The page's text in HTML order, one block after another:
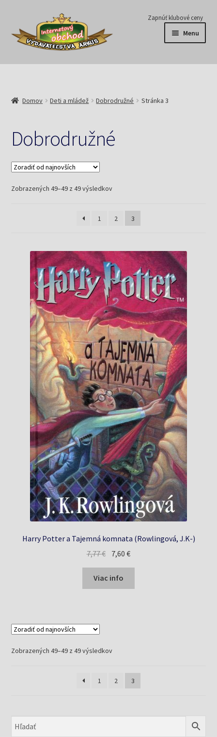
Preskočiť
navigáciu
Preskočiť
obsah
Zapnúť klubové ceny
Menu
Série
Predplatné
Pripravujeme
Pre školy
Domov Deti a mládež Dobrodružné Stránka 3
Dobrodružné
Zobrazených 49–49 z 49 výsledkovZoradené
najnovších
1
2 3
Harry Potter a Tajemná komnata (Rowlingová, J.K-)
7,77€ Pôvodná
bola:
7,77 €.
7,60€Aktuálna
7,60 €.
Viac info
Zobrazených 49–49 z 49 výsledkovZoradené
najnovších
1
2 3